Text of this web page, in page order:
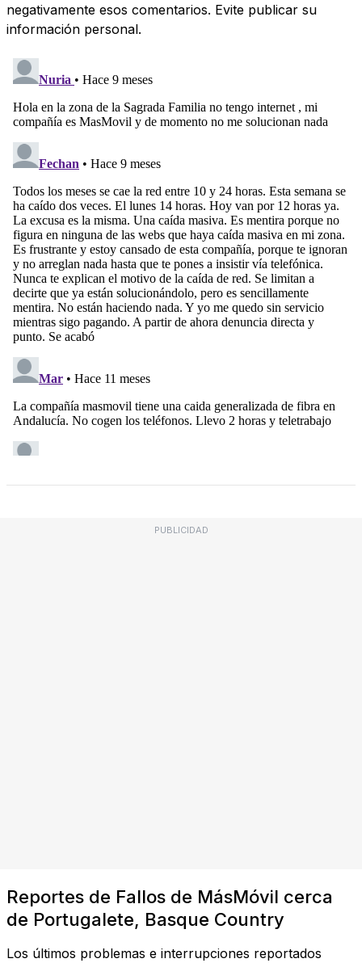
negativamente esos comentarios. Evite publicar su
información personal.
PUBLICIDAD
Reportes de Fallos de MásMóvil cerca
de Portugalete, Basque Country
Los últimos problemas e interrupciones reportados